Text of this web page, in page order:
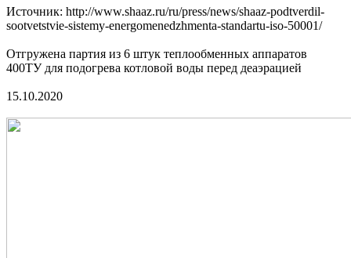
Источник: http://www.shaaz.ru/ru/press/news/shaaz-podtverdil-
sootvetstvie-sistemy-energomenedzhmenta-standartu-iso-50001/
Отгружена партия из 6 штук теплообменных аппаратов
400ТУ для подогрева котловой воды перед деаэрацией
15.10.2020